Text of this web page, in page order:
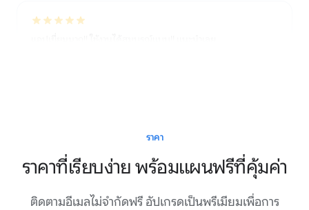
แอปเยี่ยมมาก!! ใช้งานได้สมบูรณ์แบบ!! แนะนำเลย
สุดยอดจริง ๆ! ฉันตั้งค่าบัญชีผิดพลาด พวกเขาตอบกลับอีเมลทุก
ฉบับของฉันเร็วมากและแก้ปัญหาให้ทั้งหมด แค่ไม่กี่นาทีทุกอย่างก็
เรียบร้อยและฉันก็เริ่มใช้งานได้เลย แนะนำสุด ๆ ในทุกด้าน!!
Google Workspace Marketplace
ราคา
ราคาที่เรียบง่าย พร้อมแผนฟรีที่คุ้มค่า
ติดตามอีเมลไม่จำกัดฟรี อัปเกรดเป็นพรีเมียมเพื่อการ